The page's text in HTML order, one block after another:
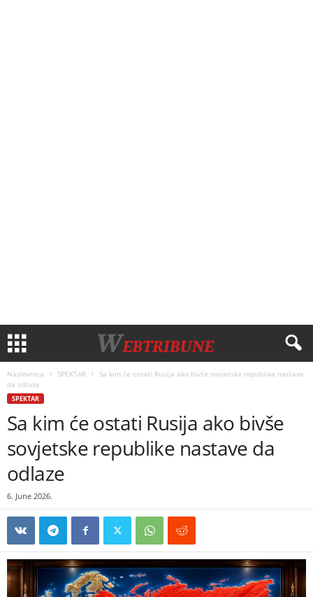
Naslovnica SPEKTAR
Sa kim će ostati Rusija ako bivše sovjetske republike nastave
da odlaze
SPEKTAR
Sa kim će ostati Rusija ako bivše
sovjetske republike nastave da
odlaze
6. June 2026.